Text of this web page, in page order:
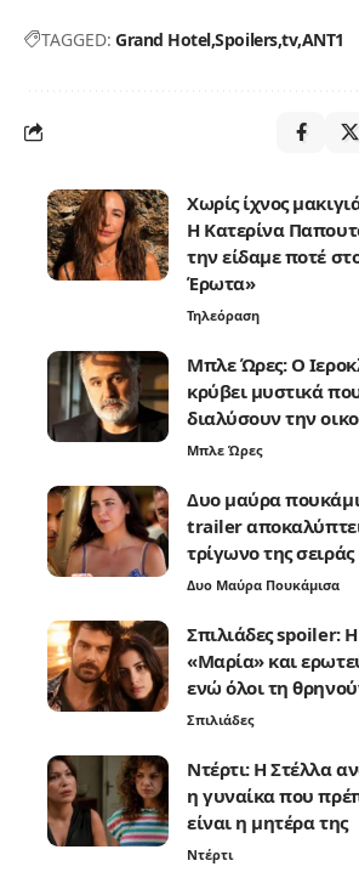
TAGGED: Grand HotelSpoilerstvΑΝΤ1
Χωρίς ίχνος
Η Κατερίνα
την είδαμε ποτέ
Έρωτα»
Τηλεόραση
Μπλε Ώρες: Ο
κρύβει μυστικά
διαλύσουν την
Μπλε Ώρες
Δυο μαύρα
trailer
τρίγωνο της σειράς
Δυο Μαύρα Πουκάμισα
Σπιλιάδες spoiler:
«Μαρία» και
ενώ όλοι τη
Σπιλιάδες
Ντέρτι: Η Στέλλα
η γυναίκα που
είναι η μητέρα της
Ντέρτι